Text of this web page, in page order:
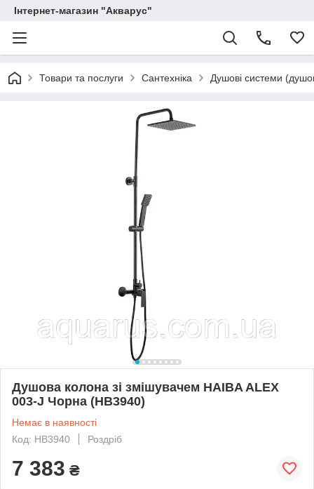
Інтернет-магазин "Акварус"
Товари та послуги Сантехніка Душові системи
Душова колона зі змішувачем HAIBA ALEX
003-J Чорна (HB3940)
Немає в наявності
Код: HB3940
Роздріб
7 383 ₴